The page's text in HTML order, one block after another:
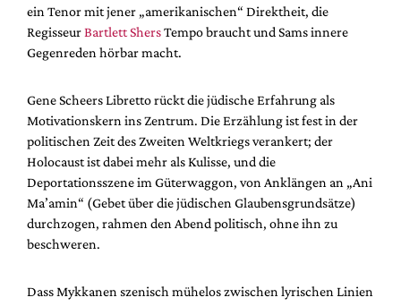
ein Tenor mit jener „amerikanischen“ Direktheit, die
RegisseurBartlett ShersTempo braucht und Sams innere
Gegenreden hörbar macht.
Gene Scheers Libretto rückt die jüdische Erfahrung als
Motivationskern ins Zentrum. Die Erzählung ist fest in der
politischen Zeit des Zweiten Weltkriegs verankert; der
Holocaust ist dabei mehr als Kulisse, und die
Deportationsszene im Güterwaggon, von Anklängen an „Ani
Ma’amin“ (Gebet über die jüdischen Glaubensgrundsätze)
durchzogen, rahmen den Abend politisch, ohne ihn zu
beschweren.
Dass Mykkanen szenisch mühelos zwischen lyrischen Linien